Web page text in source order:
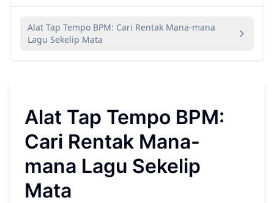
Alat Tap Tempo BPM: Cari Rentak Mana-mana
Lagu Sekelip Mata
Alat Tap Tempo BPM:
Cari Rentak Mana-
mana Lagu Sekelip
Mata